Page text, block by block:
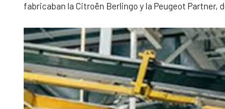
fabricaban la Citroën Berlingo y la Peugeot